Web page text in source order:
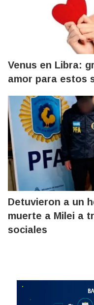
Venus en Libra:
amor para estos
Detuvieron a un
muerte a Milei a
sociales